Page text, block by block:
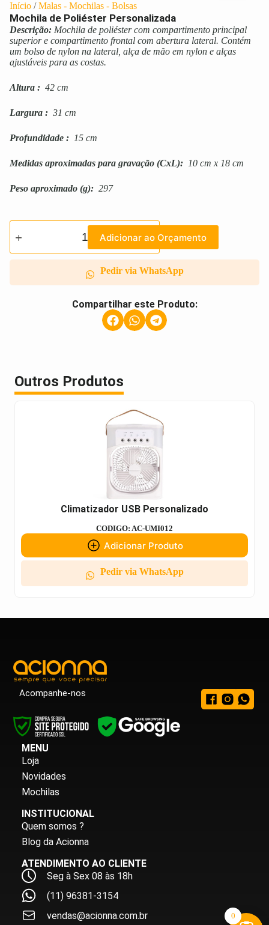
Início /Malas - Mochilas - Bolsas
Mochila de Poliéster Personalizada
Descrição: Mochila de poliéster com compartimento principal
superior e compartimento frontal com abertura lateral. Contém
um bolso de nylon na lateral, alça de mão em nylon e alças
ajustáveis para as costas.
Altura : 42 cm
Largura : 31 cm
Profundidade : 15 cm
Medidas aproximadas para gravação (CxL): 10 cm x 18 cm
Peso aproximado (g): 297
Adicionar ao Orçamento
Pedir via WhatsApp
Compartilhar este Produto:
Outros Produtos
Climatizador USB Personalizado
CODIGO: AC-UMI012
Adicionar Produto
Pedir via WhatsApp
Acompanhe-nos
MENU
Loja
Novidades
Mochilas
INSTITUCIONAL
Quem somos ?
Blog da Acionna
ATENDIMENTO AO CLIENTE
Seg à Sex 08 às 18h
(11) 96381-3154
vendas@acionna.com.br
0